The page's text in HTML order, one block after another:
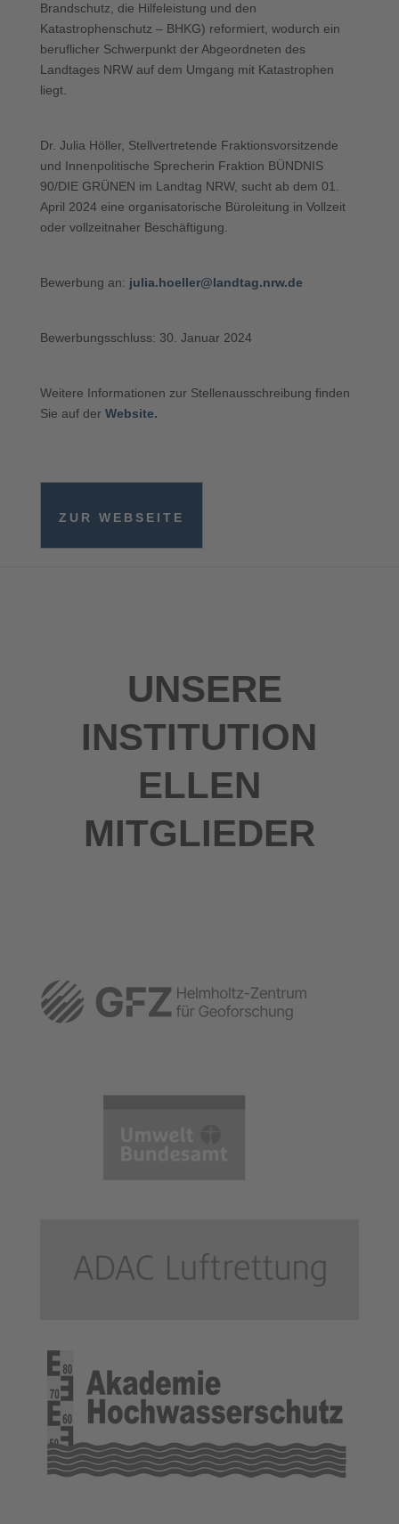
Brandschutz, die Hilfeleistung und den
Katastrophenschutz – BHKG) reformiert, wodurch ein
beruflicher Schwerpunkt der Abgeordneten des
Landtages NRW auf dem Umgang mit Katastrophen
liegt.
Dr. Julia Höller, Stellvertretende Fraktionsvorsitzende
und Innenpolitische Sprecherin Fraktion BÜNDNIS
90/DIE GRÜNEN im Landtag NRW, sucht ab dem 01.
April 2024 eine organisatorische Büroleitung in Vollzeit
oder vollzeitnaher Beschäftigung.
Bewerbung an: julia.hoeller@landtag.nrw.de
Bewerbungsschluss: 30. Januar 2024
Weitere Informationen zur Stellenausschreibung finden
Sie auf der Website.
ZUR WEBSEITE
UNSERE
INSTITUTION
ELLEN
MITGLIEDER